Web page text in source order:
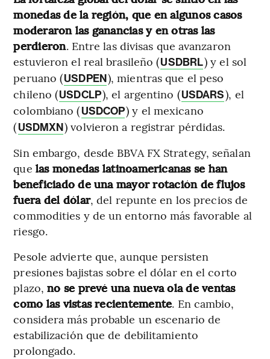
monedas de la región, que en algunos casos
moderaron las ganancias y en otras las
perdieron. Entre las divisas que avanzaron
estuvieron el real brasileño (USDBRL) y el sol
peruano (USDPEN), mientras que el peso
chileno (USDCLP), el argentino (USDARS), el
colombiano (USDCOP) y el mexicano
(USDMXN) volvieron a registrar pérdidas.
Sin embargo, desde BBVA FX Strategy, señalan
que las monedas latinoamericanas se han
beneficiado de una mayor rotación de flujos
fuera del dólar, del repunte en los precios de
commodities y de un entorno más favorable al
riesgo.
Pesole advierte que, aunque persisten
presiones bajistas sobre el dólar en el corto
plazo,no se prevé una nueva ola de ventas
como las vistas recientemente. En cambio,
considera más probable un escenario de
estabilización que de debilitamiento
prolongado.